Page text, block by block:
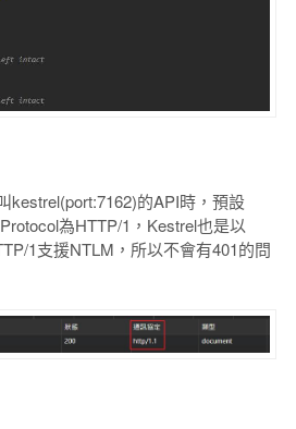
kestrel(port:7162)的API時，預設
為HTTP/1，Kestrel也是以
1支援NTLM，所以不會有401的問